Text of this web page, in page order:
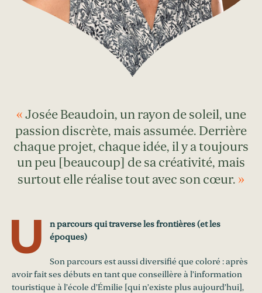
Josée Beaudoin, un rayon de soleil, une
passion discrète, mais assumée. Derrière
chaque projet, chaque idée, il y a toujours
un peu [beaucoup] de sa créativité, mais
surtout elle réalise tout avec son cœur.
U
n parcours qui traverse les frontières (et les
époques)
Son parcours est aussi diversifié que coloré : après
avoir fait ses débuts en tant que conseillère à l’information
touristique à l’école d’Émilie [qui n’existe plus aujourd’hui],